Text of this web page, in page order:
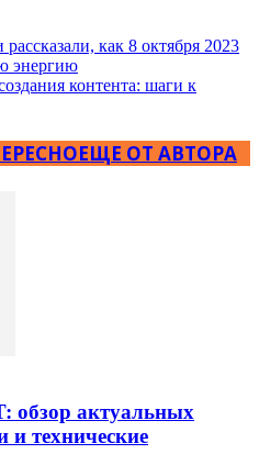
рассказали, как 8 октября 2023
энергию
контента: шаги к
ЕЩЕ ОТ АВТОРА
обзор актуальных
и технические